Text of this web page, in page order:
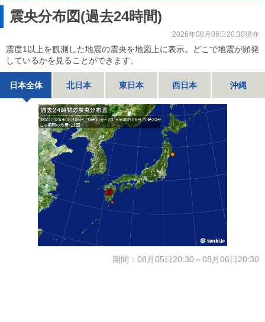
震央分布図(過去24時間)
2026年08月06日20:30現在
震度1以上を観測した地震の震央を地図上に表示。どこで地震が頻発
しているかを見ることができます。
日本全体 北日本 東日本 西日本 沖縄
期間：08月05日20:30～08月06日20:30